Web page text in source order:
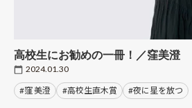
高校生にお勧めの一冊！／窪美澄
2024.01.30
#窪 美澄 #高校生直木賞 #夜に星を放つ